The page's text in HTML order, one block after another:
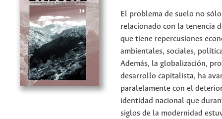
El problema de suelo no
relacionado con la tenencia
que tiene repercusiones
ambientales, sociales,
Además, la globalización,
desarrollo capitalista, ha
paralelamente con el
identidad nacional que
siglos de la modernidad